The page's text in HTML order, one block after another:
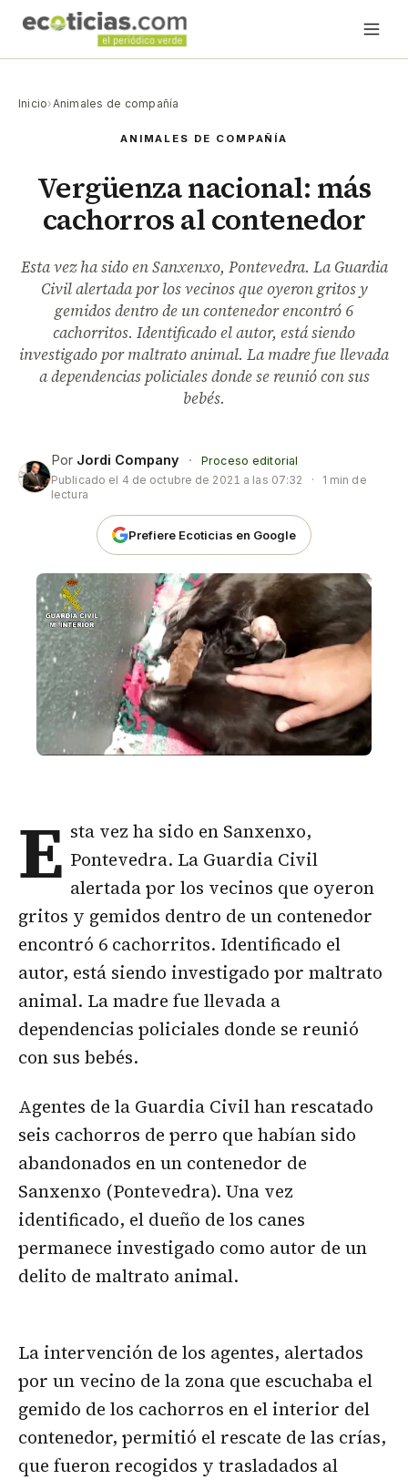
Inicio›Animales de compañía
ANIMALES DE COMPAÑÍA
Vergüenza nacional: más
cachorros al contenedor
Esta vez ha sido en Sanxenxo, Pontevedra. La Guardia
Civil alertada por los vecinos que oyeron gritos y
gemidos dentro de un contenedor encontró 6
cachorritos. Identificado el autor, está siendo
investigado por maltrato animal. La madre fue llevada
a dependencias policiales donde se reunió con sus
bebés.
Por Jordi Company ·
Proceso editorial
Publicado el 4 de octubre de 2021 a las 07:32 ·
1 min de
lectura
Prefiere Ecoticias en Google
E sta vez ha sido en Sanxenxo,
Pontevedra. La Guardia Civil
alertada por los vecinos que oyeron
gritos y gemidos dentro de un contenedor
encontró 6 cachorritos. Identificado el
autor, está siendo investigado por maltrato
animal. La madre fue llevada a
dependencias policiales donde se reunió
con sus bebés.
Agentes de la Guardia Civil han rescatado
seis cachorros de perro que habían sido
abandonados en un contenedor de
Sanxenxo (Pontevedra). Una vez
identificado, el dueño de los canes
permanece investigado como autor de un
delito de maltrato animal.
La intervención de los agentes, alertados
por un vecino de la zona que escuchaba el
gemido de los cachorros en el interior del
contenedor, permitió el rescate de las crías,
que fueron recogidos y trasladados al